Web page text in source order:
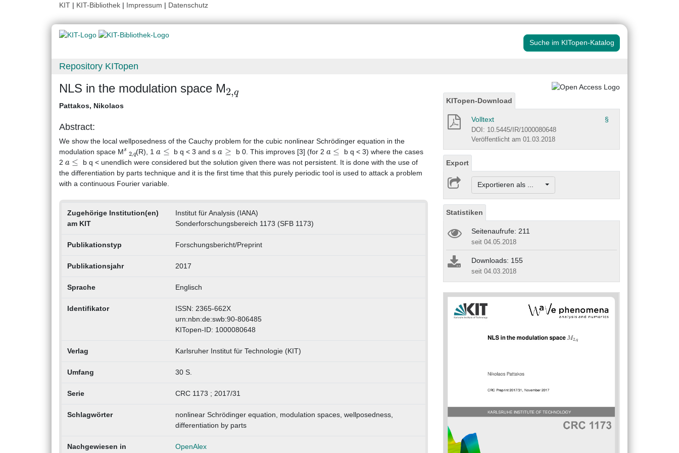
KIT | KIT-Bibliothek | Impressum | Datenschutz
Suche im KITopen-Katalog
Repository KITopen
NLS in the modulation space M
Pattakos, Nikolaos
Abstract:
We show the local wellposedness of the Cauchy problem for the cubic nonlinear Schrödinger equation in the
modulation space Ms 2 q
(R), 1 b q < 3 and s ≥ b 0. This improves [3] (for 2
b q < 3) where the cases
2
b q < unendlich were considered but the solution given there was not persistent. It is done with the use of
the differentiation by parts technique and it is the first time that this purely periodic tool is used to attack a problem
with a continuous Fourier variable.
Zugehörige Institution(en)
am KIT
Institut für Analysis (IANA)
Sonderforschungsbereich 1173 (SFB 1173)
Publikationstyp Forschungsbericht/Preprint
Publikationsjahr 2017
Sprache Englisch
Identifikator
ISSN: 2365-662X
urn:nbn:de:swb:90-806485
KITopen-ID: 1000080648
Verlag Karlsruher Institut für Technologie (KIT)
Umfang 30 S.
Serie CRC 1173 ; 2017/31
Schlagwörter
nonlinear Schrödinger equation, modulation spaces, wellposedness,
differentiation by parts
Nachgewiesen in OpenAlex
KITopen-Download
Volltext §
DOI: 10.5445/IR/1000080648
Veröffentlicht am 01.03.2018
Export
Exportieren als ...
Statistiken
Seitenaufrufe: 211
seit 04.05.2018
Downloads: 155
seit 04.03.2018